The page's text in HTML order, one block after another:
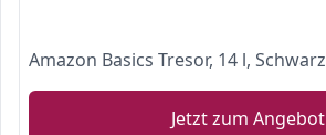
Amazon Basics Tresor, 14 l, Schwarz
Jetzt zum Angebot